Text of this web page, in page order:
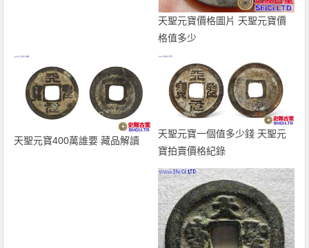
天聖元寶價格圖片 天聖元寶價
格值多少
天聖元寶400萬誰要 藏品解讀
天聖元寶一個值多少錢 天聖元
寶拍賣價格紀錄